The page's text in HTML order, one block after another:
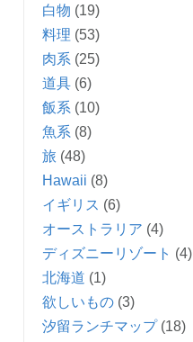
白物 (19)
料理 (53)
肉系 (25)
道具 (6)
飯系 (10)
魚系 (8)
旅 (48)
Hawaii (8)
イギリス (6)
オーストラリア (4)
ディズニーリゾート (4)
北海道 (1)
欲しいもの (3)
汐留ランチマップ(18)